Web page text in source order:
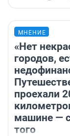
МНЕНИЕ
«Нет
городов,
проехали
машине —
того